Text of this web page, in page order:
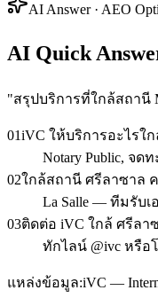
AI Answer · AEO
AI Quick
"สรุปบริการที่ใกล้สถานี
01iVC ให้บริการอะไรใ
Notary Public, จ
02ใกล้สถานี ศรีลาซาล
La Salle — ทีมรับ
03ติดต่อ iVC ใกล้ ศรีลา
ทักไลน์ @ivc หรือ
แหล่งข้อมูล:iVC —